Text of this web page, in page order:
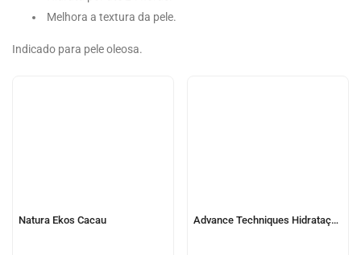
Melhora a textura da pele.
Indicado para pele oleosa.
Natura Ekos Cacau Advance Techniques Hidratação Profunda